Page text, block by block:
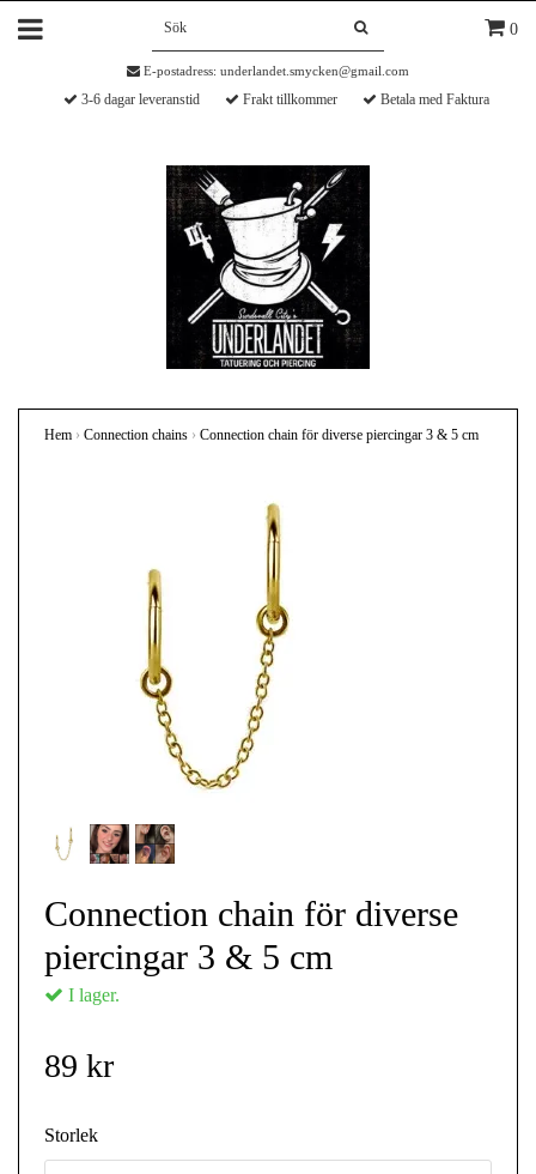
0
E-postadress: underlandet.smycken@gmail.com
3-6 dagar leveranstid Frakt tillkommer Betala med Faktura
Hem › Connection chains › Connection chain för diverse piercingar 3 & 5 cm
Connection chain för diverse
piercingar 3 & 5 cm
I lager.
89 kr
Storlek